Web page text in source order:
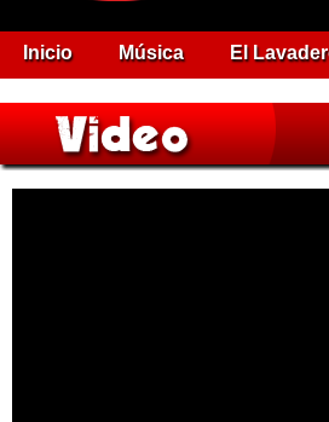
Inicio Música El